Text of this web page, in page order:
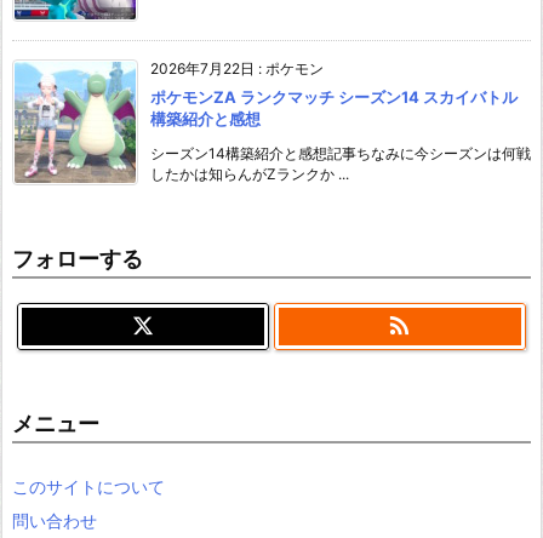
2026年7月22日 : ポケモン
ポケモンZA ランクマッチ シーズン14 スカイバトル
構築紹介と感想
シーズン14構築紹介と感想記事ちなみに今シーズンは何戦
したかは知らんがZランクか ...
フォローする

メニュー
このサイトについて
問い合わせ